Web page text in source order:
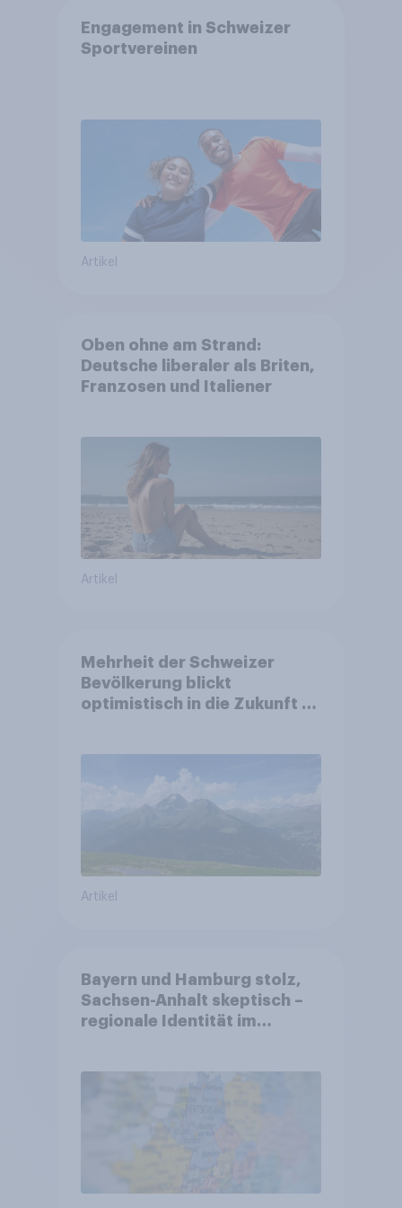
Engagement in Schweizer
Sportvereinen
Artikel
Oben ohne am Strand:
Deutsche liberaler als Briten,
Franzosen und Italiener
Artikel
Mehrheit der Schweizer
Bevölkerung blickt
optimistisch in die Zukunft –
Altersvorsorge
Artikel
Bayern und Hamburg stolz,
Sachsen-Anhalt skeptisch –
regionale Identität im